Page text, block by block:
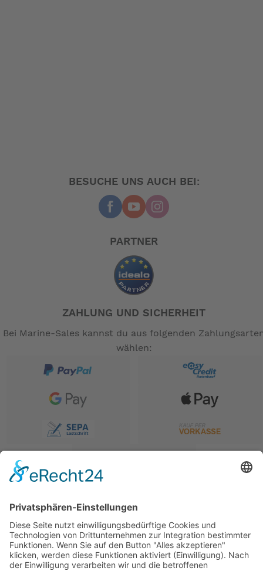
BESUCHE UNS AUCH BEI:
PARTNER
ZAHLUNG UND SICHERHEIT
Bei Marine-Sales kannst du aus folgenden
wählen: